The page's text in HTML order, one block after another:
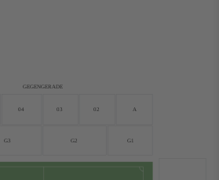
GEGENGERADE
G1
G2
G3
02
03
04 A